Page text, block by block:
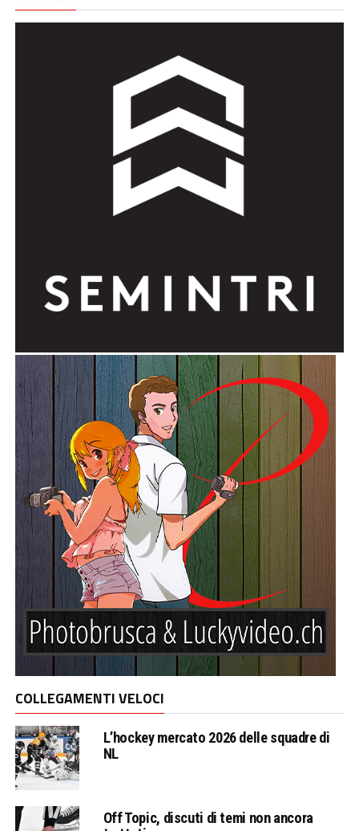
COLLEGAMENTI VELOCI
L’hockey mercato 2026 delle squadre di
NL
Off Topic, discuti di temi non ancora